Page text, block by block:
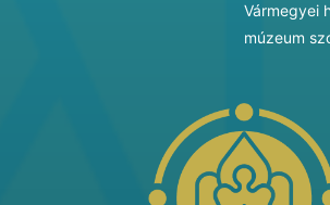
Vármegyei
múzeum